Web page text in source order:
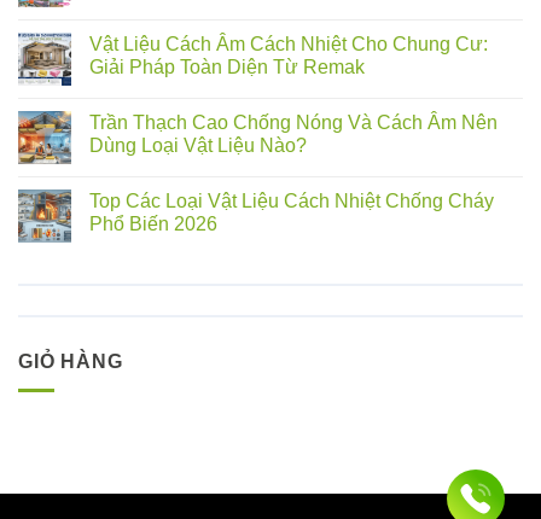
Vật Liệu Cách Âm Cách Nhiệt Cho Chung Cư:
Giải Pháp Toàn Diện Từ Remak
Trần Thạch Cao Chống Nóng Và Cách Âm Nên
Dùng Loại Vật Liệu Nào?
Top Các Loại Vật Liệu Cách Nhiệt Chống Cháy
Phổ Biến 2026
GIỎ HÀNG